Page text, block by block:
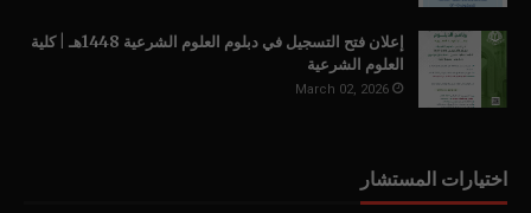
إعلان فتح التسجيل في دبلوم العلوم الشرعية 1448هـ | كلية
العلوم الشرعية
March 02, 2026
اختيارات المستشار